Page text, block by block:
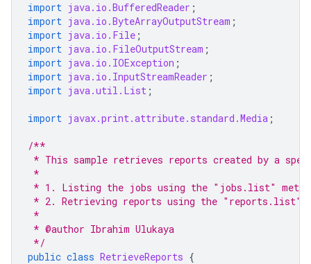
import java.io.BufferedReader ;
import java.io.ByteArrayOutputStream ;
import java.io.File ;
import java.io.FileOutputStream ;
import java.io.IOException ;
import java.io.InputStreamReader ;
import java.util.List ;
import javax.print.attribute.standard.Media ;
/**
* This sample retrieves reports created by a
*
* 1. Listing the jobs using the "jobs.list"
* 2. Retrieving reports using the "reports.list"
*
* @author Ibrahim Ulukaya
*/
public class RetrieveReports {